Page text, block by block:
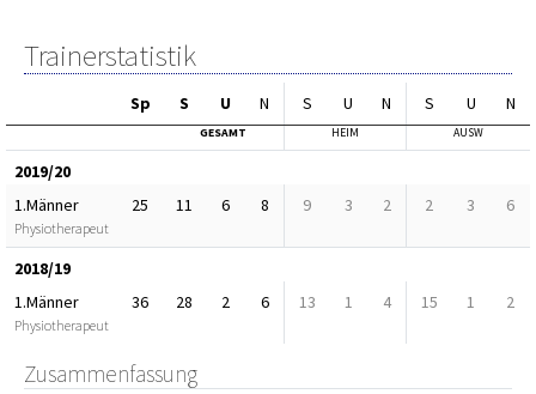
Trainerstatistik
Sp S U N S U N S U N
GESAMT HEIM AUSW
2019/20
1.Männer
Physiotherapeut
25 11 6 8 9 3 2 2 3 6
2018/19
1.Männer
Physiotherapeut
36 28 2 6 13 1 4 15 1 2
Zusammenfassung